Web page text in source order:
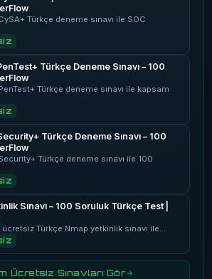
Türkçe deneme sınavı ile SOC
Türkçe Deneme Sınavı – 100
Türkçe deneme sınavı ile kapsam
Türkçe Deneme Sınavı – 100
Türkçe deneme sınavı ile 100
Sınavı – 100 Soruluk Türkçe Test |
Türkçe Nmap yetkinlik sınavı ile…
Ücretsiz Sınavları Gör